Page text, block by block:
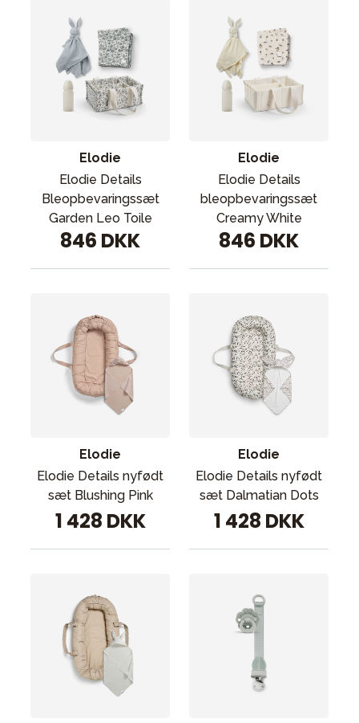
Elodie
Elodie Details
Bleopbevaringssæt
Garden Leo Toile
846 DKK
Elodie
Elodie Details
bleopbevaringssæt
Creamy White
846 DKK
Elodie
Elodie Details nyfødt
sæt Blushing Pink
1 428 DKK
Elodie
Elodie Details nyfødt
sæt Dalmatian Dots
1 428 DKK